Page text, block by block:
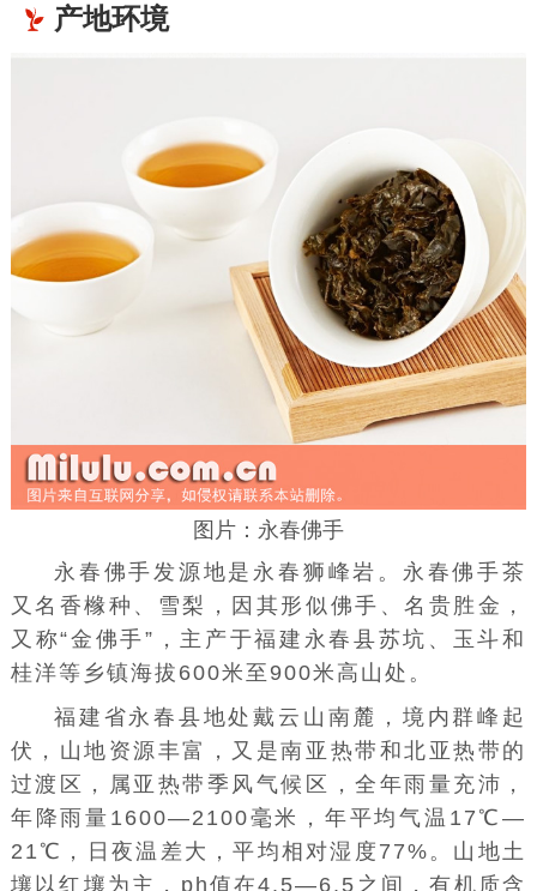
产地环境
图片：永春佛手
永春佛手发源地是永春狮峰岩。永春佛手茶
又名香橼种、雪梨，因其形似佛手、名贵胜金，
又称“金佛手”，主产于福建永春县苏坑、玉斗和
桂洋等乡镇海拔600米至900米高山处。
福建省永春县地处戴云山 南麓，境内群峰起
伏，山地资源丰富，又是南亚热带和北亚热带的
过渡区，属亚热带季风气候区，全年雨量充沛，
年降雨量1600—2100毫米，年平均气温17℃—
21℃，日夜温差大，平均相对湿度77%。山地土
壤以红壤为主，ph值在4.5—6.5之间，有机质含